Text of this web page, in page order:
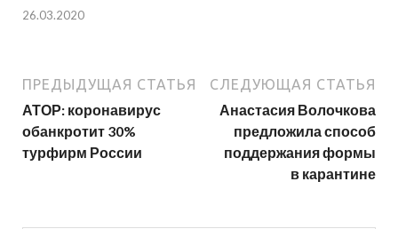
26.03.2020
ПРЕДЫДУЩАЯ СТАТЬЯ
АТОР: коронавирус
обанкротит 30%
турфирм России
СЛЕДУЮЩАЯ СТАТЬЯ
Анастасия Волочкова
предложила способ
поддержания формы
в карантине